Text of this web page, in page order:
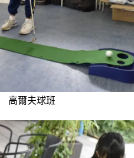
高爾夫球班